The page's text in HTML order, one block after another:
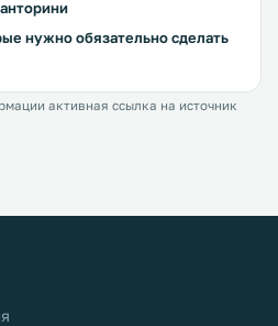
нужно обязательно сделать
активная ссылка на источник